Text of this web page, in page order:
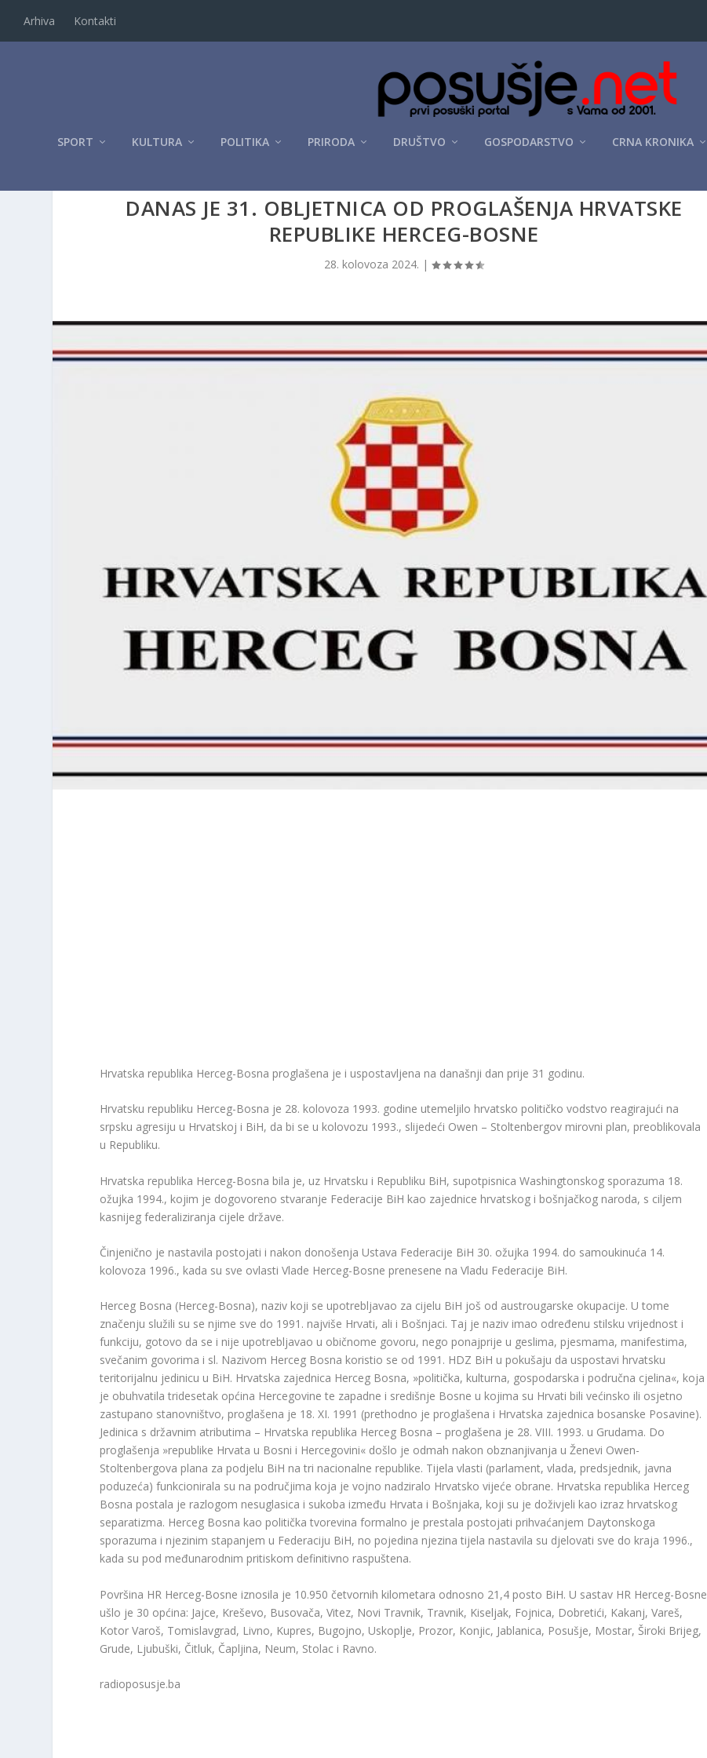
Arhiva Kontakti
SPORT KULTURA POLITIKA PRIRODA DRUŠTVO GOSPODARSTVO CRNA KRONIKA
DANAS JE 31. OBLJETNICA OD PROGLAŠENJA HRVATSKE
REPUBLIKE HERCEG-BOSNE
28. kolovoza 2024. |
Hrvatska republika Herceg-Bosna proglašena je i uspostavljena na današnji dan prije 31 godinu.
Hrvatsku republiku Herceg-Bosna je 28. kolovoza 1993. godine utemeljilo hrvatsko političko vodstvo reagirajući na
srpsku agresiju u Hrvatskoj i BiH, da bi se u kolovozu 1993., slijedeći Owen – Stoltenbergov mirovni plan, preoblikovala
u Republiku.
Hrvatska republika Herceg-Bosna bila je, uz Hrvatsku i Republiku BiH, supotpisnica Washingtonskog sporazuma 18.
ožujka 1994., kojim je dogovoreno stvaranje Federacije BiH kao zajednice hrvatskog i bošnjačkog naroda, s ciljem
kasnijeg federaliziranja cijele države.
Činjenično je nastavila postojati i nakon donošenja Ustava Federacije BiH 30. ožujka 1994. do samoukinuća 14.
kolovoza 1996., kada su sve ovlasti Vlade Herceg-Bosne prenesene na Vladu Federacije BiH.
Herceg Bosna (Herceg-Bosna), naziv koji se upotrebljavao za cijelu BiH još od austrougarske okupacije. U tome
značenju služili su se njime sve do 1991. najviše Hrvati, ali i Bošnjaci. Taj je naziv imao određenu stilsku vrijednost i
funkciju, gotovo da se i nije upotrebljavao u običnome govoru, nego ponajprije u geslima, pjesmama, manifestima,
svečanim govorima i sl. Nazivom Herceg Bosna koristio se od 1991. HDZ BiH u pokušaju da uspostavi hrvatsku
teritorijalnu jedinicu u BiH. Hrvatska zajednica Herceg Bosna, »politička, kulturna, gospodarska i područna cjelina«, koja
je obuhvatila tridesetak općina Hercegovine te zapadne i središnje Bosne u kojima su Hrvati bili većinsko ili osjetno
zastupano stanovništvo, proglašena je 18. XI. 1991 (prethodno je proglašena i Hrvatska zajednica bosanske Posavine).
Jedinica s državnim atributima – Hrvatska republika Herceg Bosna – proglašena je 28. VIII. 1993. u Grudama. Do
proglašenja »republike Hrvata u Bosni i Hercegovini« došlo je odmah nakon obznanjivanja u Ženevi Owen-
Stoltenbergova plana za podjelu BiH na tri nacionalne republike. Tijela vlasti (parlament, vlada, predsjednik, javna
poduzeća) funkcionirala su na područjima koja je vojno nadziralo Hrvatsko vijeće obrane. Hrvatska republika Herceg
Bosna postala je razlogom nesuglasica i sukoba između Hrvata i Bošnjaka, koji su je doživjeli kao izraz hrvatskog
separatizma. Herceg Bosna kao politička tvorevina formalno je prestala postojati prihvaćanjem Daytonskoga
sporazuma i njezinim stapanjem u Federaciju BiH, no pojedina njezina tijela nastavila su djelovati sve do kraja 1996.,
kada su pod međunarodnim pritiskom definitivno raspuštena.
Površina HR Herceg-Bosne iznosila je 10.950 četvornih kilometara odnosno 21,4 posto BiH. U sastav HR Herceg-Bosne
ušlo je 30 općina: Jajce, Kreševo, Busovača, Vitez, Novi Travnik, Travnik, Kiseljak, Fojnica, Dobretići, Kakanj, Vareš,
Kotor Varoš, Tomislavgrad, Livno, Kupres, Bugojno, Uskoplje, Prozor, Konjic, Jablanica, Posušje, Mostar, Široki Brijeg,
Grude, Ljubuški, Čitluk, Čapljina, Neum, Stolac i Ravno.
radioposusje.ba